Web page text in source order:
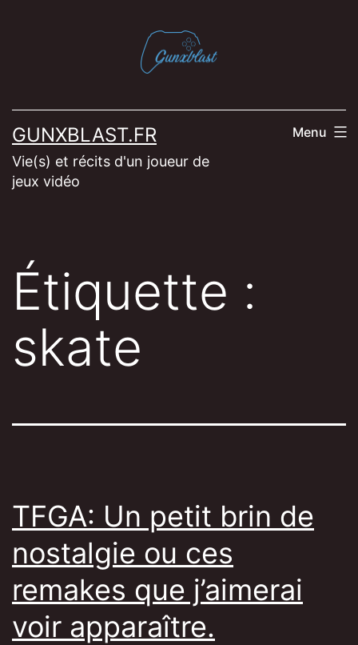
GUNXBLAST.FR
Vie(s) et récits d'un joueur de
jeux vidéo
Menu
Étiquette :
skate
TFGA: Un petit brin de
nostalgie ou ces
remakes que j’aimerai
voir apparaître.